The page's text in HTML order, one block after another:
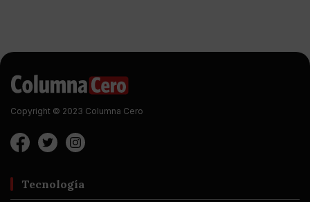
Copyright © 2023 Columna Cero
Tecnología